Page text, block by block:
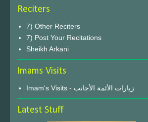
Reciters
7) Other Reciters
7) Post Your Recitations
Sheikh Arkani
Imams Visits
Imam's Visits - زيارات الأئمة الأجانب
Latest Stuff